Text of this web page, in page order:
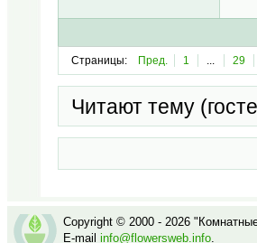
Страницы: Пред. 1 29
Читают тему
Copyright © 2000 - 2026
E-mail info@flowersweb.info.